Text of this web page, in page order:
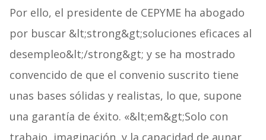
Por ello, el presidente de CEPYME ha abogado
por buscar &lt;strong&gt;soluciones eficaces al
desempleo&lt;/strong&gt; y se ha mostrado
convencido de que el convenio suscrito tiene
unas bases sólidas y realistas, lo que, supone
una garantía de éxito. «&lt;em&gt;Solo con